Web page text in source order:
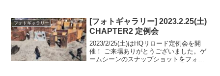
ります。フォトアルバムをみる(Google ...
フォトギャラリー
[フォトギャラリー] 2023.2.25(土)
CHAPTER2 定例会
2023/2/25(土)はHQリロード定例会を開
催！ ご来場ありがとうございました。ゲ
ームシーンのスナップショットをフォト